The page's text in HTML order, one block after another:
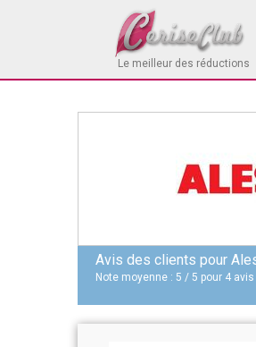
Le meilleur des réductions
Avis des clients pour
Note moyenne : 5 / 5 pour 4 avis